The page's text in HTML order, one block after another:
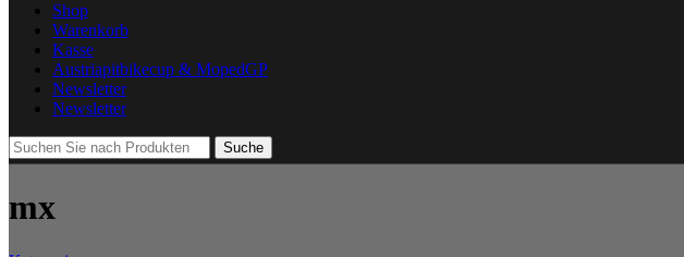
Shop
Warenkorb
Kasse
Austriapitbikecup & MopedGP
Newsletter
Newsletter
Suche
mx